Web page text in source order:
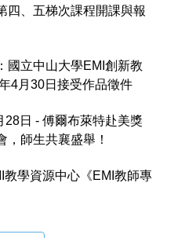
四、五梯次課程開課與報
國立中山大學EMI創新教
4月30日接受作品徵件
28日 - 傅爾布萊特赴美獎
，師生共襄盛舉！
教學資源中心《EMI教師專